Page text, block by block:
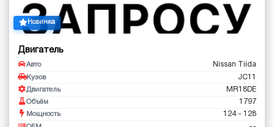
Новинка
Двигатель
Авто Nissan Tiida
Кузов JC11
Двигатель MR18DE
Объём 1797
Мощность 124 - 128